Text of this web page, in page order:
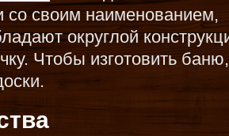
со своим наименованием,
округлой
Чтобы изготовить